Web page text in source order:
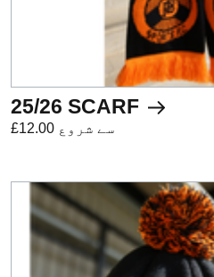
25/26 SCARF
£12.00 سے شروع